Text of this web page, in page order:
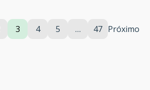
3 4 5 … 47 Próximo